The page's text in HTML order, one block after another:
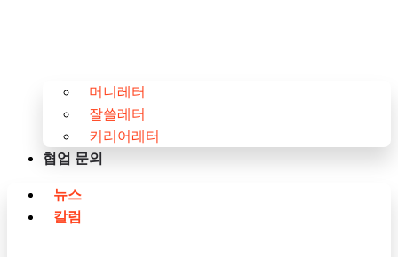
머니레터
잘쓸레터
커리어레터
협업 문의
뉴스
칼럼